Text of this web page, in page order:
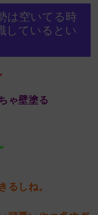
は空いてる時
しているとい
ゃ壁塗る
るしね。